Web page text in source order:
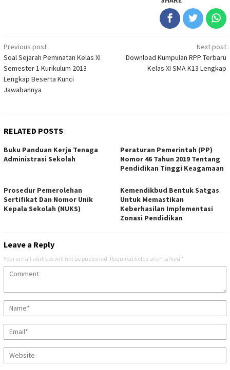
Post
navigation
Previous post
Soal Sejarah Peminatan Kelas XI
Semester 1 Kurikulum 2013
Lengkap Beserta Kunci
Jawabannya
Next post
Download Kumpulan RPP Terbaru
Kelas XI SMA K13 Lengkap
RELATED POSTS
Buku Panduan Kerja Tenaga
Administrasi Sekolah
Peraturan Pemerintah (PP)
Nomor 46 Tahun 2019 Tentang
Pendidikan Tinggi Keagamaan
Prosedur Pemerolehan
Sertifikat Dan Nomor Unik
Kepala Sekolah (NUKS)
Kemendikbud Bentuk Satgas
Untuk Memastikan
Keberhasilan Implementasi
Zonasi Pendidikan
Leave a Reply
Your email address will not be published. Required fields are marked *